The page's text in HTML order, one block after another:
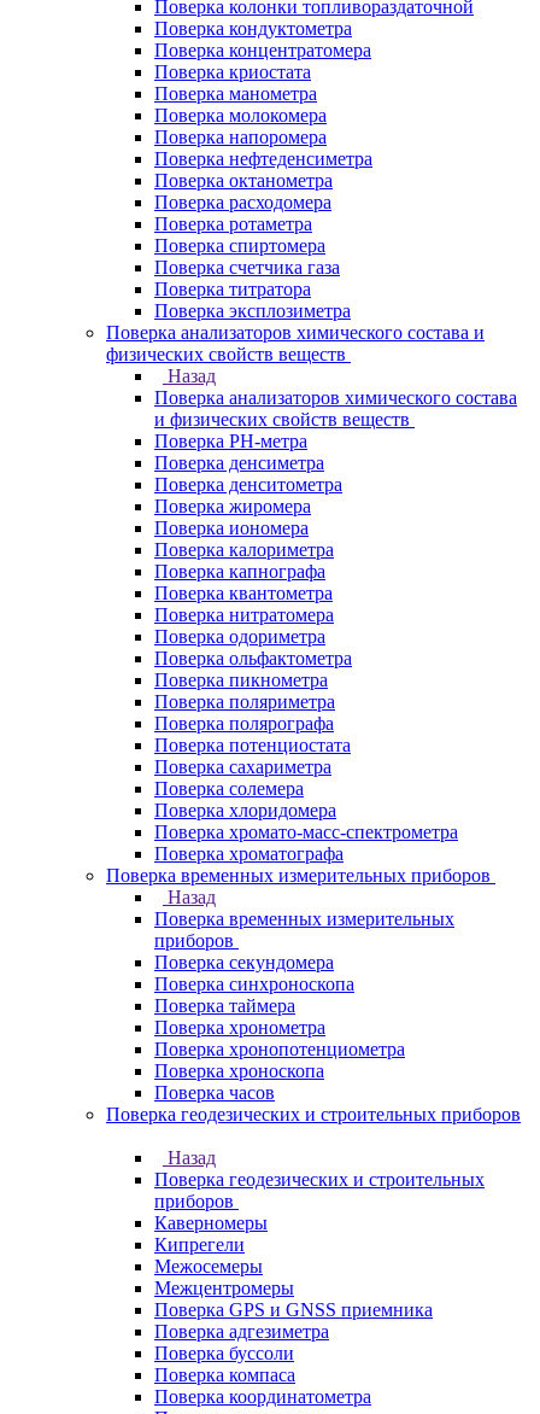
Поверка колонки топливораздаточной
Поверка кондуктометра
Поверка концентратомера
Поверка криостата
Поверка манометра
Поверка молокомера
Поверка напоромера
Поверка нефтеденсиметра
Поверка октанометра
Поверка расходомера
Поверка ротаметра
Поверка спиртомера
Поверка счетчика газа
Поверка титратора
Поверка эксплозиметра
Поверка анализаторов химического состава и
физических свойств веществ
Назад
Поверка анализаторов химического состава
и физических свойств веществ
Поверка PH-метра
Поверка денсиметра
Поверка денситометра
Поверка жиромера
Поверка иономера
Поверка калориметра
Поверка капнографа
Поверка квантометра
Поверка нитратомера
Поверка одориметра
Поверка ольфактометра
Поверка пикнометра
Поверка поляриметра
Поверка полярографа
Поверка потенциостата
Поверка сахариметра
Поверка солемера
Поверка хлоридомера
Поверка хромато-масс-спектрометра
Поверка хроматографа
Поверка временных измерительных приборов
Назад
Поверка временных измерительных
приборов
Поверка секундомера
Поверка синхроноскопа
Поверка таймера
Поверка хронометра
Поверка хронопотенциометра
Поверка хроноскопа
Поверка часов
Поверка геодезических и строительных приборов
Назад
Поверка геодезических и строительных
приборов
Каверномеры
Кипрегели
Межосемеры
Межцентромеры
Поверка GPS и GNSS приемника
Поверка адгезиметра
Поверка буссоли
Поверка компаса
Поверка координатометра